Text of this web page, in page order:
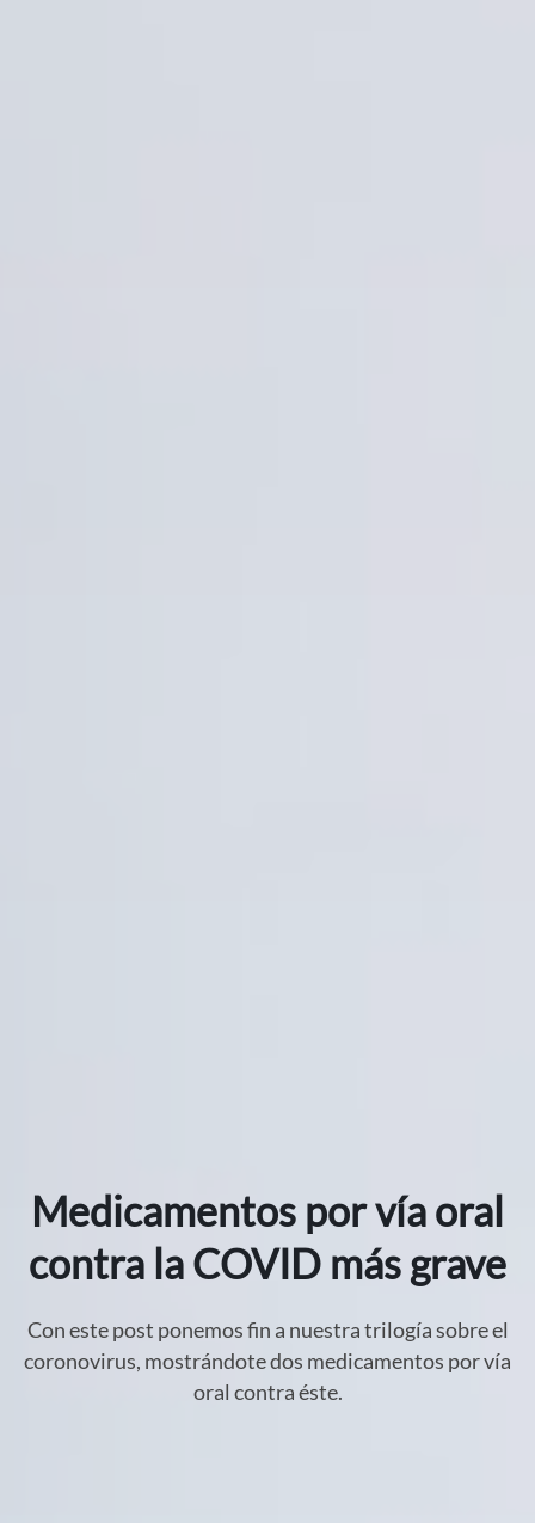
Medicamentos por vía oral
contra la COVID más grave
Con este post ponemos fin a nuestra trilogía sobre el
coronovirus, mostrándote dos medicamentos por vía
oral contra éste.